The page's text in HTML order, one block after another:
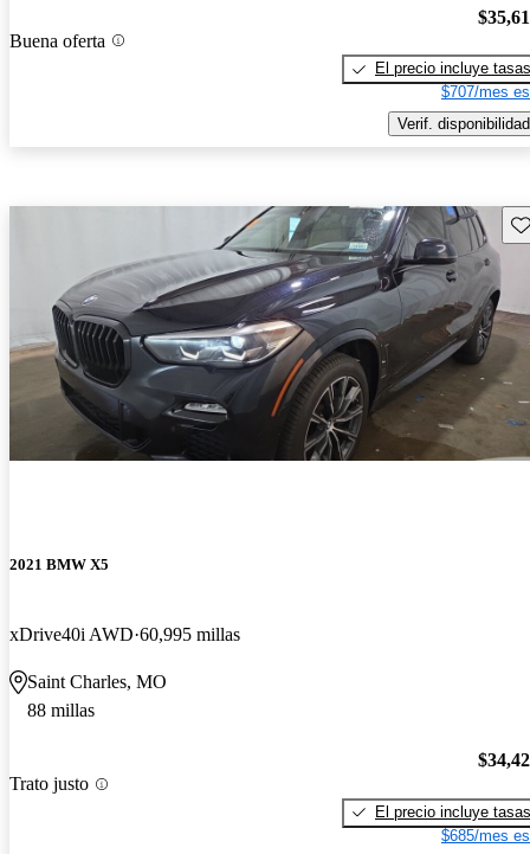
Buena oferta
El precio incluye tasas
$707/mes
Verif. disponibilidad
2021 BMW X5
xDrive40i AWD 60,995 millas
Saint Charles, MO
88 millas
Trato justo
El precio incluye tasas
$685/mes